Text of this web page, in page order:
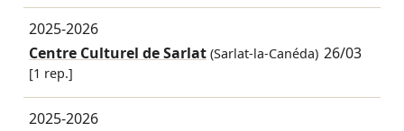
2025-2026
Centre Culturel de Sarlat(Sarlat-la-Canéda) 26/03
[1 rep.]
2025-2026